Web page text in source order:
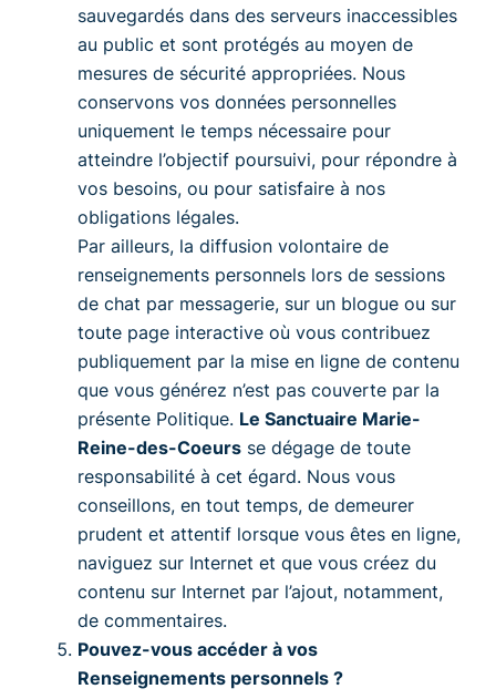
sauvegardés dans des serveurs inaccessibles
au public et sont protégés au moyen de
mesures de sécurité appropriées. Nous
conservons vos données personnelles
uniquement le temps nécessaire pour
atteindre l’objectif poursuivi, pour répondre à
vos besoins, ou pour satisfaire à nos
obligations légales.
Par ailleurs, la diffusion volontaire de
renseignements personnels lors de sessions
de chat par messagerie, sur un blogue ou sur
toute page interactive où vous contribuez
publiquement par la mise en ligne de contenu
que vous générez n’est pas couverte par la
présente Politique. Le Sanctuaire Marie-
Reine-des-Coeurs se dégage de toute
responsabilité à cet égard. Nous vous
conseillons, en tout temps, de demeurer
prudent et attentif lorsque vous êtes en ligne,
naviguez sur Internet et que vous créez du
contenu sur Internet par l’ajout, notamment,
de commentaires.
Pouvez-vous accéder à vos
Renseignements personnels ?